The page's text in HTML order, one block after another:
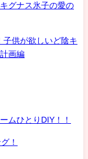
グナス氷子の愛の
子供が欲しいど陰キ
画編
ムひとりDIY！！
！